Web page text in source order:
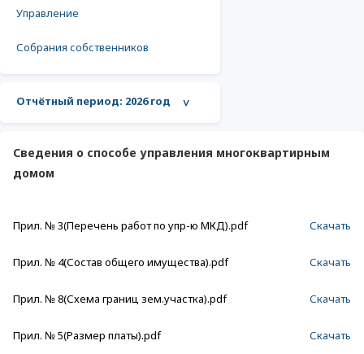
Управление
Собрания собственников
Отчётный период: 2026 год >
Сведения о способе управления многоквартирным
домом
Прил. № 3(Перечень работ по упр-ю МКД).pdf Скачать
Прил. № 4(Состав общего имущества).pdf Скачать
Прил. № 8(Схема границ зем.участка).pdf Скачать
Прил. № 5(Размер платы).pdf Скачать